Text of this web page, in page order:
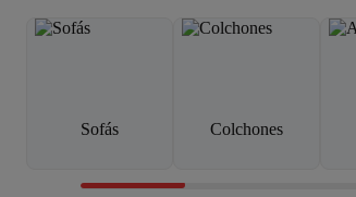
Sofás Colchones